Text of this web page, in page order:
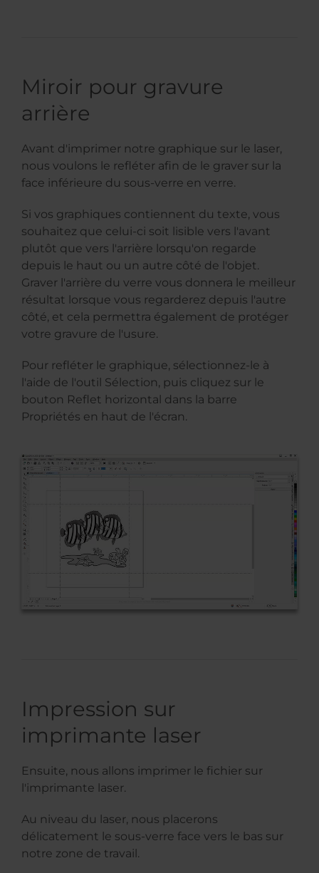
Miroir pour gravure
arrière
Avant d'imprimer notre graphique sur le laser,
nous voulons le refléter afin de le graver sur la
face inférieure du sous-verre en verre.
Si vos graphiques contiennent du texte, vous
souhaitez que celui-ci soit lisible vers l'avant
plutôt que vers l'arrière lorsqu'on regarde
depuis le haut ou un autre côté de l'objet.
Graver l'arrière du verre vous donnera le meilleur
résultat lorsque vous regarderez depuis l'autre
côté, et cela permettra également de protéger
votre gravure de l'usure.
Pour refléter le graphique, sélectionnez-le à
l'aide de l'outil Sélection, puis cliquez sur le
bouton Reflet horizontal dans la barre
Propriétés en haut de l'écran.
Impression sur
imprimante laser
Ensuite, nous allons imprimer le fichier sur
l'imprimante laser.
Au niveau du laser, nous placerons
délicatement le sous-verre face vers le bas sur
notre zone de travail.